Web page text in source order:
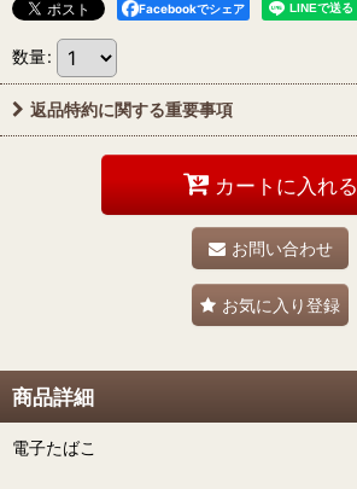
Facebookでシェア
数量:
返品特約に関する重要事項
カートに入れる
お問い合わせ
お気に入り登録
商品詳細
電子たばこ